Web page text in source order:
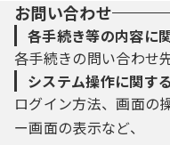
お問い合わせ
各手続き等の内容に
各手続きの問い合わせ
システム操作に関す
ログイン方法、画面の
ー画面の表示など、